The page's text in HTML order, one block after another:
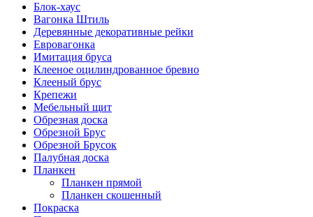
Блок-хаус
Вагонка Штиль
Деревянные декоративные рейки
Евровагонка
Имитация бруса
Клееное оцилиндрованное бревно
Клееный брус
Крепежи
Мебельный щит
Обрезная доска
Обрезной Брус
Обрезной Брусок
Палубная доска
Планкен
Планкен прямой
Планкен скошенный
Покраска